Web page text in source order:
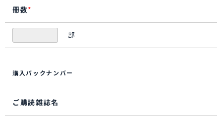
冊数*
部
購入バックナンバー
ご購読雑誌名